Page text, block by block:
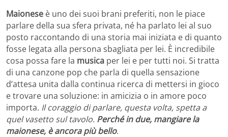
Maionese è uno dei suoi brani preferiti, non le piace
parlare della sua sfera privata, né ha parlato lei al suo
posto raccontando di una storia mai iniziata e di quanto
fosse legata alla persona sbagliata per lei. È incredibile
cosa possa fare la musica per lei e per tutti noi. Si tratta
di una canzone pop che parla di quella sensazione
d’attesa unita dalla continua ricerca di mettersi in gioco
e trovare una soluzione: in amicizia o in amore poco
importa. Il coraggio di parlare, questa volta, spetta a
quel vasetto sul tavolo. Perché in due, mangiare la
maionese, è ancora più bello.